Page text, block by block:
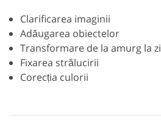
Clarificarea imaginii
Adăugarea obiectelor
Transformare de la amurg la zi
Fixarea strălucirii
Corecția culorii